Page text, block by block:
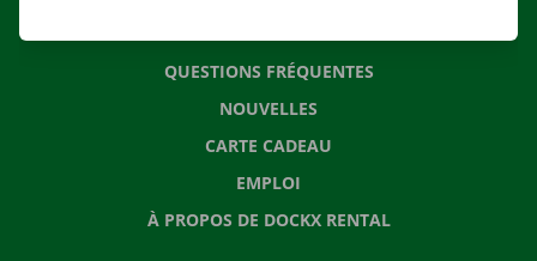
QUESTIONS FRÉQUENTES
NOUVELLES
CARTE CADEAU
EMPLOI
À PROPOS DE DOCKX RENTAL